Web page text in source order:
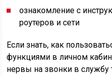
ознакомление с
роутеров и сети
Если знать, как
функциями в личном
нервы на звонки в службу